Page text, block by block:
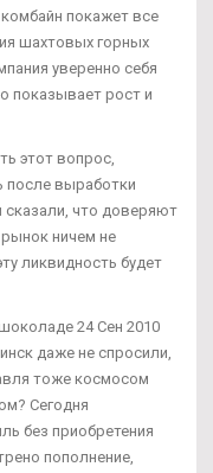
покажет все
шахтовых горных
уверенно себя
показывает рост и
этот вопрос,
после выработки
сказали, что доверяют
ничем не
ликвидность будет
24 Сен 2010
даже не спросили,
тоже космосом
Сегодня
без приобретения
пополнение,